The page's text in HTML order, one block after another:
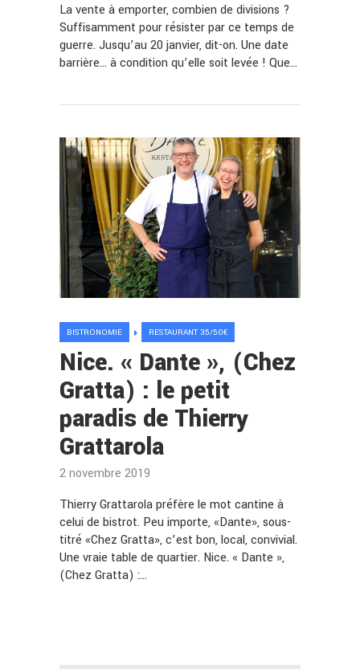
La vente à emporter, combien de divisions ?
Suffisamment pour résister par ce temps de
guerre. Jusqu’au 20 janvier, dit-on. Une date
barrière… à condition qu’elle soit levée ! Que…
BISTRONOMIE RESTAURANT 35/50€
Nice. « Dante », (Chez
Gratta) : le petit
paradis de Thierry
Grattarola
2 novembre 2019
Thierry Grattarola préfère le mot cantine à
celui de bistrot. Peu importe, «Dante», sous-
titré «Chez Gratta», c’est bon, local, convivial.
Une vraie table de quartier. Nice. « Dante »,
(Chez Gratta) :…